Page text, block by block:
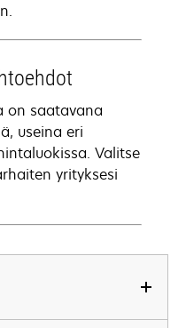
on saatavana
useina eri
Valitse
yrityksesi